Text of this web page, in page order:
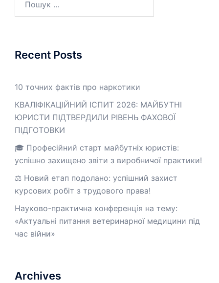
Recent Posts
10 точних фактів про наркотики
КВАЛІФІКАЦІЙНИЙ ІСПИТ 2026: МАЙБУТНІ
ЮРИСТИ ПІДТВЕРДИЛИ РІВЕНЬ ФАХОВОЇ
ПІДГОТОВКИ
🎓 Професійний старт майбутніх юристів:
успішно захищено звіти з виробничої практики!
⚖️ Новий етап подолано: успішний захист
курсових робіт з трудового права!
Науково-практична конференція на тему:
«Актуальні питання ветеринарної медицини під
час війни»
Archives